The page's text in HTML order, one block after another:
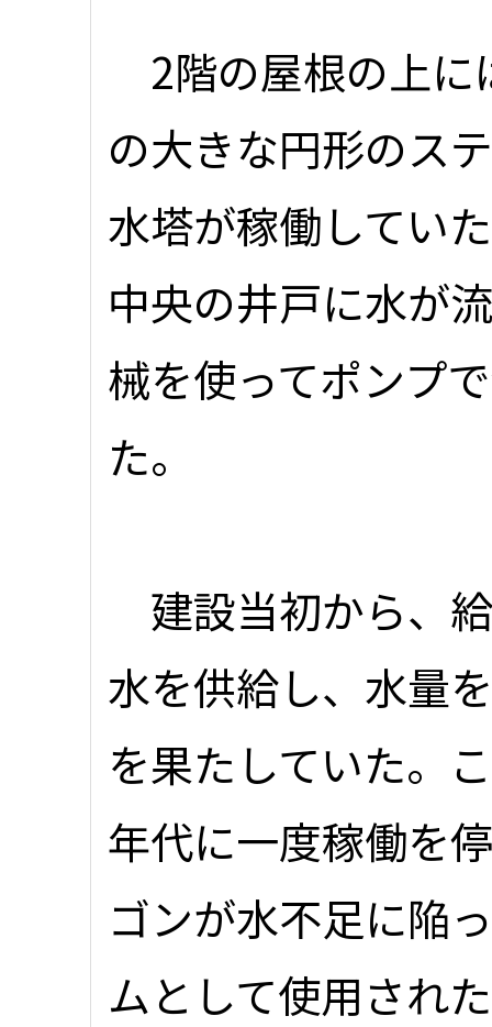
2階の屋根の上に
の大きな円形のス
水塔が稼働してい
中央の井戸に水が
械を使ってポンプ
た。
建設当初から、
水を供給し、水量
を果たしていた。
年代に一度稼働を
ゴンが水不足に陥
ムとして使用され